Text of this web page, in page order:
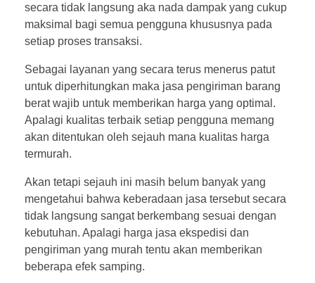
secara tidak langsung aka nada dampak yang cukup
maksimal bagi semua pengguna khususnya pada
setiap proses transaksi.
Sebagai layanan yang secara terus menerus patut
untuk diperhitungkan maka jasa pengiriman barang
berat wajib untuk memberikan harga yang optimal.
Apalagi kualitas terbaik setiap pengguna memang
akan ditentukan oleh sejauh mana kualitas harga
termurah.
Akan tetapi sejauh ini masih belum banyak yang
mengetahui bahwa keberadaan jasa tersebut secara
tidak langsung sangat berkembang sesuai dengan
kebutuhan. Apalagi harga jasa ekspedisi dan
pengiriman yang murah tentu akan memberikan
beberapa efek samping.